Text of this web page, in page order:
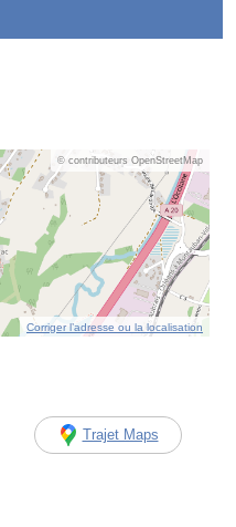
© contributeurs OpenStreetMap
Corriger l’adresse ou la localisation
Trajet Maps